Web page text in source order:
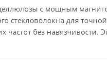
с мощным
стекловолокна для
без навязчивости.